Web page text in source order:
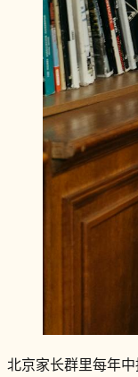
北京家长群里每年